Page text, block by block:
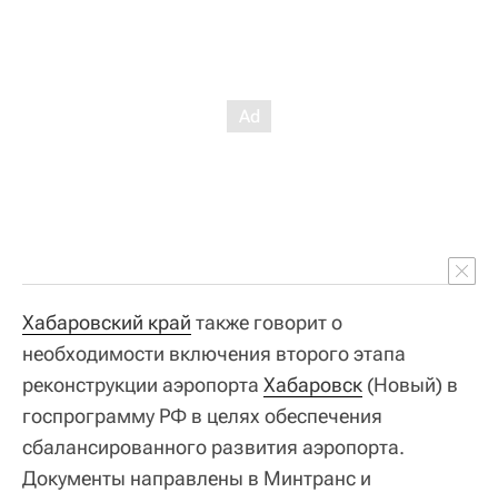
Хабаровский край также говорит о
необходимости включения второго этапа
реконструкции аэропорта Хабаровск (Новый) в
госпрограмму РФ в целях обеспечения
сбалансированного развития аэропорта.
Документы направлены в Минтранс и